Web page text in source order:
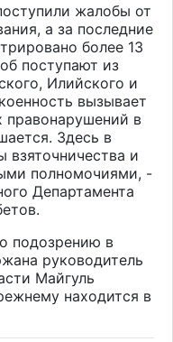
жалобы от
а за последние
более 13
поступают из
Илийского и
вызывает
правонарушений в
Здесь в
и
полномочиями, -
Департамента
подозрению в
руководитель
Майгуль
находится в